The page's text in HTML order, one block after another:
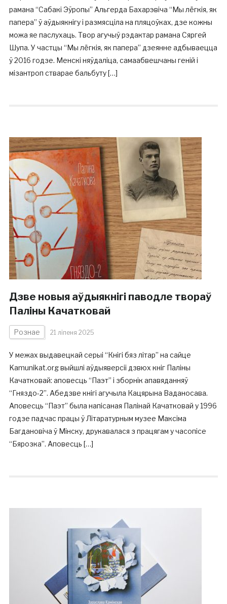
рамана “Сабакі Эўропы” Альгерда Бахарэвіча “Мы лёгкія, як
папера” ў аўдыякнігу і размясціла на пляцоўках, дзе кожны
можа яе паслухаць. Твор агучыў рэдактар рамана Сяргей
Шупа. У частцы “Мы лёгкія, як папера” дзеянне адбываецца
ў 2016 годзе. Менскі няўдаліца, самаабвешчаны геній і
мізантроп стварае бальбуту […]
Дзве новыя аўдыякнігі паводле твораў
Паліны Качатковай
Рознае 21 ліпеня 2025
У межах выдавецкай серыі “Кнігі бяз літар” на сайце
Kamunikat.org выйшлі аўдыяверсіі дзвюх кніг Паліны
Качатковай: аповесць “Паэт” і зборнік апавяданняў
“Гняздо-2”. Абедзве кнігі агучыла Кацярына Ваданосава.
Аповесць “Паэт” была напісаная Палінай Качатковай у 1996
годзе падчас працы ў Літаратурным музее Максіма
Багдановіча ў Мінску, друкавалася з працягам у часопісе
“Бярозка”. Аповесць […]